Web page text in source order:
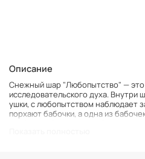
Описание
Снежный шар "Любопытство" — это
исследовательского духа. Внутри
ушки, с любопытством наблюдает
порхают бабочки, а одна из